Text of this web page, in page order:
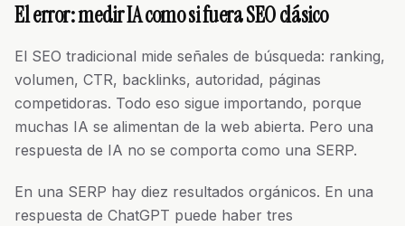
El error: medir IA como si fuera SEO clásico
El SEO tradicional mide señales de búsqueda: ranking,
volumen, CTR, backlinks, autoridad, páginas
competidoras. Todo eso sigue importando, porque
muchas IA se alimentan de la web abierta. Pero una
respuesta de IA no se comporta como una SERP.
En una SERP hay diez resultados orgánicos. En una
respuesta de ChatGPT puede haber tres